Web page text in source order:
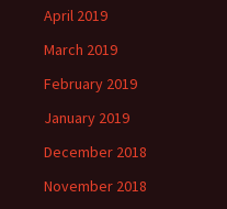
April 2019
March 2019
February 2019
January 2019
December 2018
November 2018